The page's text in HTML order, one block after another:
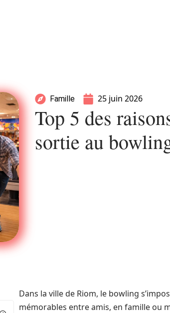
Famille 25 juin 2026
Top 5 des
sortie au
Dans la ville de Riom, le bowling
mémorables entre amis, en famille ou